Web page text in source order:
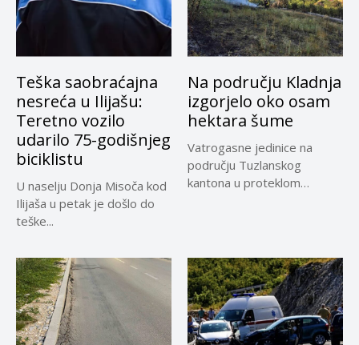
Teška saobraćajna
nesreća u Ilijašu:
Teretno vozilo
udarilo 75-godišnjeg
biciklistu
U naselju Donja Misoča kod
Ilijaša u petak je došlo do
teške...
Na području Kladnja
izgorjelo oko osam
hektara šume
Vatrogasne jedinice na
području Tuzlanskog
kantona u proteklom